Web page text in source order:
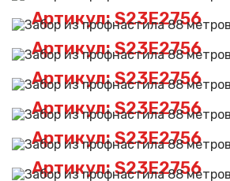
Артикул: S23E2756
Артикул: S23E2756
Артикул: S23E2756
Артикул: S23E2756
Артикул: S23E2756
Артикул: S23E2756